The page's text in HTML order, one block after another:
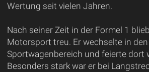
Wertung seit vielen Jahren.
Nach seiner Zeit in der Formel 1
Motorsport treu. Er wechselte in den
Sportwagenbereich und feierte dort
Besonders stark war er bei